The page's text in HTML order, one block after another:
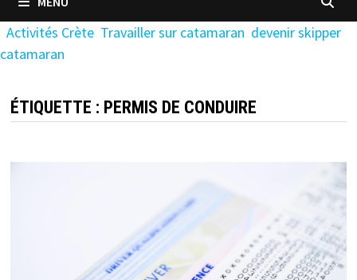
Activités Crète Travailler sur catamaran devenir skipper
catamaran
ÉTIQUETTE : PERMIS DE CONDUIRE